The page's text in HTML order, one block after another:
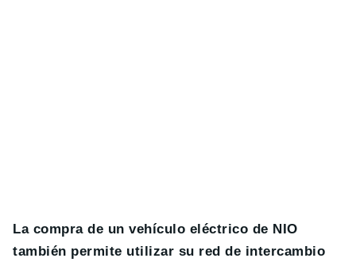
La compra de un vehículo eléctrico de NIO
también permite utilizar su red de intercambio